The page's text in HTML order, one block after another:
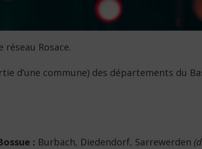
Rosace.
d’une commune) des départements du
: Burbach, Diedendorf, Sarrewerden